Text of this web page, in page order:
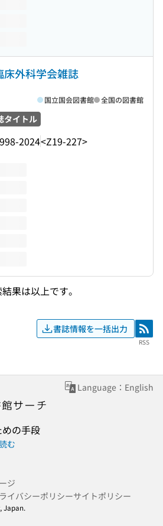
床外科学会雑誌
タイトル
2024<Z19-227>
国立国会図書館 全国の図書館
果は以上です。
書誌情報を一括出力 RSS
RSS
Language：English
の手段
む
ジ
イバシーポリシーサイトポリシー
Japan.